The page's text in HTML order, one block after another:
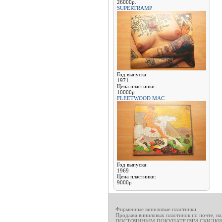
26000р.
SUPERTRAMP
Год выпуска:
1971
Цена пластинки:
10000р
FLEETWOOD MAC
Год выпуска:
1969
Цена пластинки:
9000р
Фирменные виниловые пластинки
Продажа виниловых пластинок по почте,